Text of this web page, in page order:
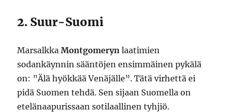
2. Suur-Suomi
MarsalkkaMontgomeryn laatimien
sodankäynnin sääntöjen ensimmäinen pykälä
on: ”Älä hyökkää Venäjälle”. Tätä virhettä ei
pidä Suomen tehdä. Sen sijaan Suomella on
etelänaapurissaan sotilaallinen tyhjiö.